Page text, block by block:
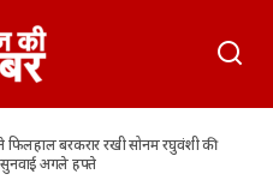
नोटिस पर अगली सुनवाई अगले
ने फिलहाल बरकरार रखी सोनम रघुवंशी की
सुनवाई अगले हफ्ते